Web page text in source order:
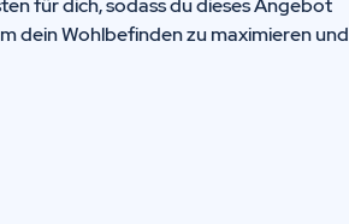
für dich, sodass du dieses Angebot
dein Wohlbefinden zu maximieren